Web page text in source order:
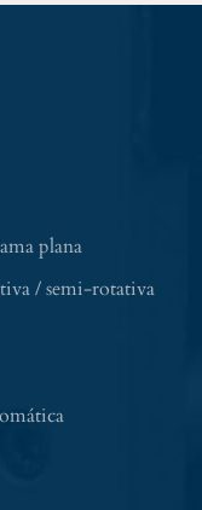
plana
/ semi-rotativa